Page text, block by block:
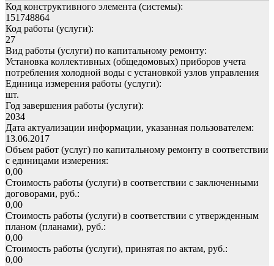
Код конструктивного элемента (системы):
151748864
Код работы (услуги):
27
Вид работы (услуги) по капитальному ремонту:
Установка коллективных (общедомовых) приборов учета
потребления холодной воды с установкой узлов управления
Единица измерения работы (услуги):
шт.
Год завершения работы (услуги):
2034
Дата актуализации информации, указанная пользователем:
13.06.2017
Объем работ (услуг) по капитальному ремонту в соответствии
с единицами измерения:
0,00
Стоимость работы (услуги) в соответствии с заключенными
договорами, руб.:
0,00
Стоимость работы (услуги) в соответствии с утвержденным
планом (планами), руб.:
0,00
Стоимость работы (услуги), принятая по актам, руб.:
0,00